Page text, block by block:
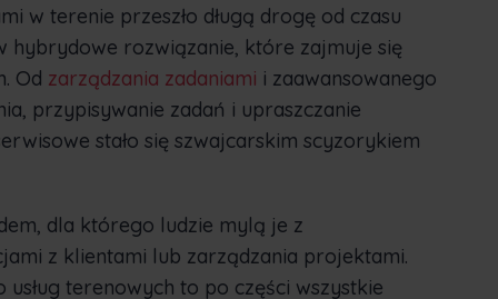
w terenie przeszło długą drogę od czasu
hybrydowe rozwiązanie, które zajmuje się
Od zarządzania zadaniami i zaawansowanego
przypisywanie zadań i upraszczanie
stało się szwajcarskim scyzorykiem
dla którego ludzie mylą je z
z klientami lub zarządzania projektami.
terenowych to po części wszystkie